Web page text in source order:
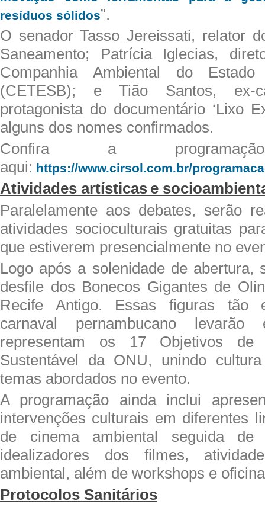
resíduos sólidos”.
O senador Tasso Jereissati, relator
Saneamento; Patrícia Iglecias,
Companhia Ambiental do
(CETESB); e Tião Santos, ex-
protagonista do documentário ‘Lixo
alguns dos nomes confirmados.
Confira a
aqui: https://www.cirsol.com.br/
Atividades artísticas e
Paralelamente aos debates, serão
atividades socioculturais gratuitas
que estiverem presencialmente no
Logo após a solenidade de abertura,
desfile dos Bonecos Gigantes de
Recife Antigo. Essas figuras tão
carnaval pernambucano levarão
representam os 17 Objetivos de
Sustentável da ONU, unindo
temas abordados no evento.
A programação ainda inclui
intervenções culturais em diferentes
de cinema ambiental seguida
idealizadores dos filmes,
ambiental, além de workshops e
Protocolos Sanitários